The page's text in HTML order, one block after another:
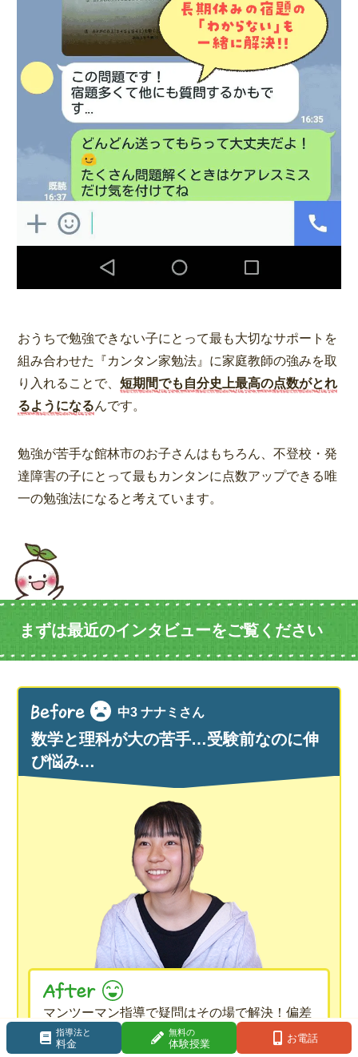
おうちで勉強できない子にとって最も大切なサポートを
組み合わせた『カンタン家勉法』に家庭教師の強みを取
り入れることで、短期間でも自分史上最高の点数がとれ
るようになるんです。
勉強が苦手な館林市のお子さんはもちろん、不登校・発
達障害の子にとって最もカンタンに点数アップできる唯
一の勉強法になると考えています。
まずは最近のインタビューをご覧ください
中3 ナナミさん
数学と理科が大の苦手…受験前なのに伸
び悩み…
マンツーマン指導で疑問はその場で解決！偏差
値13アップで
まさかの逆転合格！
指導法と
料金
無料の
体験授業 お電話